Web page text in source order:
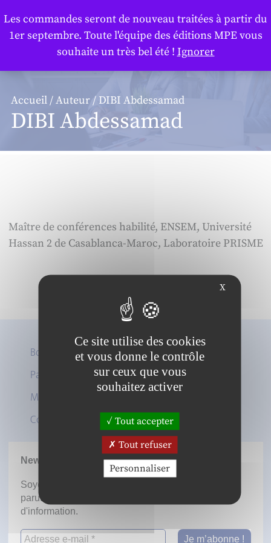
Accueil/Auteur/ DIBI Abdessamad
DIBI Abdessamad
Maître de conférences habilité, ENSEM, Université
Hassan 2 de Casablanca-Maroc, Laboratoire PRISME
Boutique
Panier
Mon compte
Contact
Newsletter
Soyez informé dès la mise en ligne des prochaines
parutions en vous inscrivant à notre lettre
d'information.
Les commandes seront de nouveau traitées à partir du
1er septembre. Toute l'équipe des éditions MPE vous
souhaite un très bel été ! Ignorer
X
Ce site utilise des cookies
et vous donne le contrôle
sur ceux que vous
souhaitez activer
Tout accepter
Tout refuser
Personnaliser